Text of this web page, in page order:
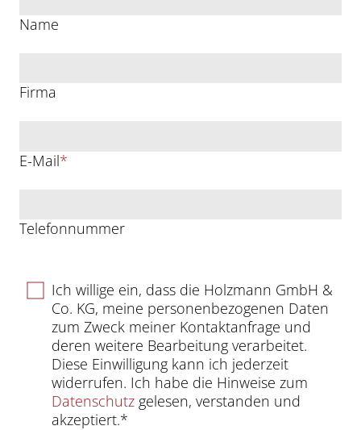
Name
Firma
E-Mail*
Telefonnummer
Ich willige ein, dass die Holzmann GmbH &
Co. KG, meine personenbezogenen Daten
zum Zweck meiner Kontaktanfrage und
deren weitere Bearbeitung verarbeitet.
Diese Einwilligung kann ich jederzeit
widerrufen. Ich habe die Hinweise zum
Datenschutz gelesen, verstanden und
akzeptiert.*